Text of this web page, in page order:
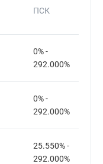
ПСК
0% -
292.000%
0% -
292.000%
25.550% -
292.000%